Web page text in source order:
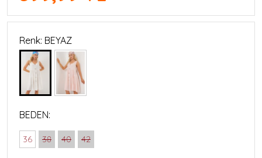
Renk: BEYAZ
BEDEN:
36 38 40 42